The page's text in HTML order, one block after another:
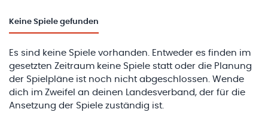
Keine Spiele gefunden
Es sind keine Spiele vorhanden. Entweder es finden im
gesetzten Zeitraum keine Spiele statt oder die Planung
der Spielpläne ist noch nicht abgeschlossen. Wende
dich im Zweifel an deinen Landesverband, der für die
Ansetzung der Spiele zuständig ist.